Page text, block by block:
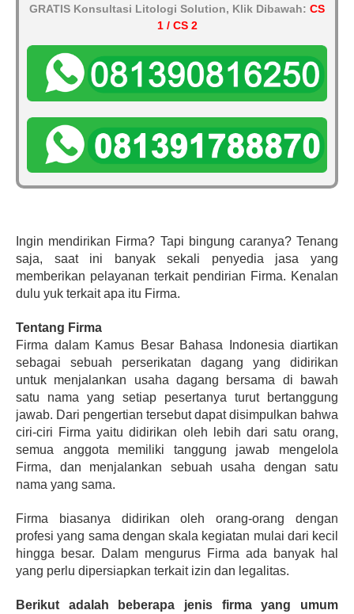
GRATIS Konsultasi Litologi Solution, Klik Dibawah: CS
1 / CS 2
Ingin mendirikan Firma? Tapi bingung caranya? Tenang
saja, saat ini banyak sekali penyedia jasa yang
memberikan pelayanan terkait pendirian Firma. Kenalan
dulu yuk terkait apa itu Firma.
Tentang Firma
Firma dalam Kamus Besar Bahasa Indonesia diartikan
sebagai sebuah perserikatan dagang yang didirikan
untuk menjalankan usaha dagang bersama di bawah
satu nama yang setiap pesertanya turut bertanggung
jawab. Dari pengertian tersebut dapat disimpulkan bahwa
ciri-ciri Firma yaitu didirikan oleh lebih dari satu orang,
semua anggota memiliki tanggung jawab mengelola
Firma, dan menjalankan sebuah usaha dengan satu
nama yang sama.
Firma biasanya didirikan oleh orang-orang dengan
profesi yang sama dengan skala kegiatan mulai dari kecil
hingga besar. Dalam mengurus Firma ada banyak hal
yang perlu dipersiapkan terkait izin dan legalitas.
Berikut adalah beberapa jenis firma yang umum